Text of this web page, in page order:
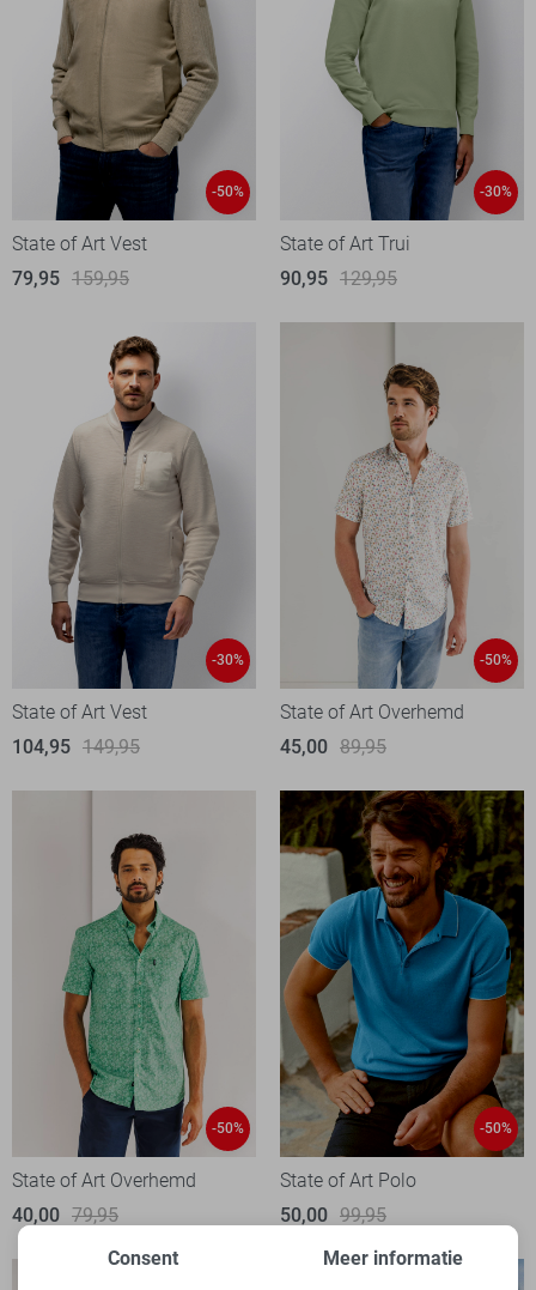
-50%
State of Art Vest
79,95 159,95
-30%
State of Art Trui
90,95 129,95
-30%
State of Art Vest
104,95 149,95
-50%
State of Art Overhemd
45,00 89,95
-50%
State of Art Overhemd
40,00 79,95
-50%
State of Art Polo
50,00 99,95
Consent
Meer informatie